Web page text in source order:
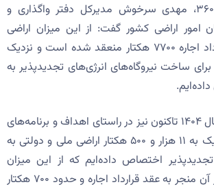
به گزارش شاخص ۳۶۰، مهدی سرخوش مدیرکل دفتر واگذاری و
امور اراضی کشور گفت: از این میزان اراضی
تخصیص یافته، قرارداد اجاره ۷۷۰۰ هکتار منعقد شده است و نزدیک
آن را برای ساخت نیروگاه‌های انرژی‌های تجدیدپذیر به
او افزود: از ابتدای سال ۱۴۰۴ تاکنون نیز در راستای اهداف و برنامه‌های
دولت چهاردهم، نزدیک به ۱۱ هزار و ۵۰۰ هکتار اراضی ملی و دولتی به
اختصاص داده‌ایم که از این میزان
نزدیک به ۱۷۰۰ هکتار آن منجر به عقد قرارداد اجاره و حدود ۷۰۰ هکتار